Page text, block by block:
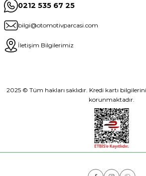
0212 535 67 25
bilgi@otomotivparcasi.com
İletişim Bilgilerimiz
2025 © Tüm hakları saklıdır. Kredi kartı
korunmaktadır.